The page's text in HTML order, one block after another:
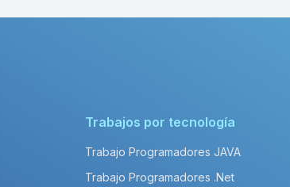
Trabajos por tecnología
Trabajo Programadores JAVA
Trabajo Programadores .Net